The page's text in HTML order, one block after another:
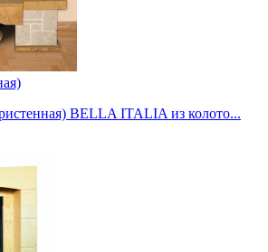
BELLA ITALIA из колото...